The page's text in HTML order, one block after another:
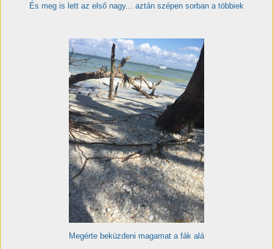
És meg is lett az első nagy... aztán szépen sorban a többiek
Megérte beküzdeni magamat a fák alá